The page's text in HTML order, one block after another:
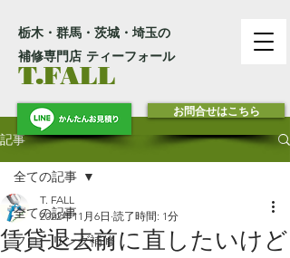
栃木・群馬・茨城・埼玉の
補修専門店 ティーフォール
T.FALL
お問合せはこちら
記事
全ての記事
フローリング補修
全ての記事
賃貸退去前に直したいけど
T. FALL
2022年11月6日 読了時間: 1分